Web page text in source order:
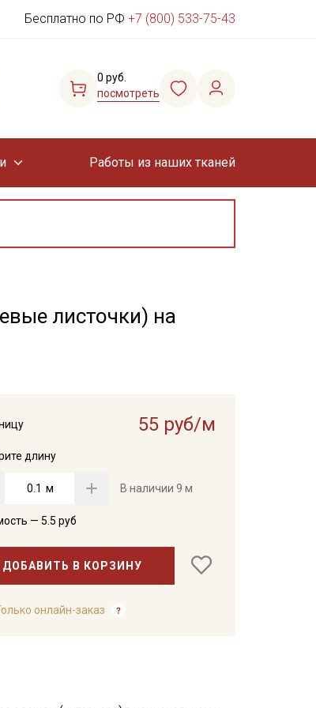
Бесплатно по РФ +7 (800) 533-75-43
0 руб.
посмотреть
Работы из наших тканей
листочки) на
55 руб/м
длину
м В наличии 9 м
— 5.5 руб
ДОБАВИТЬ В КОРЗИНУ
онлайн-заказ